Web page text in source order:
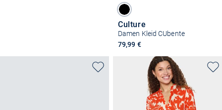
Culture
Damen Kleid CUbente
79,99 €